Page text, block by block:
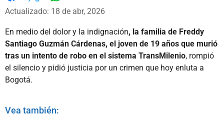
Facebook
X
Actualizado: 18 de abr, 2026
En medio del dolor y la indignación, la familia de Freddy
Santiago Guzmán Cárdenas, el joven de 19 años que murió
tras un intento de robo en el sistema TransMilenio, rompió
el silencio y pidió justicia por un crimen que hoy enluta a
Bogotá.
Vea también: